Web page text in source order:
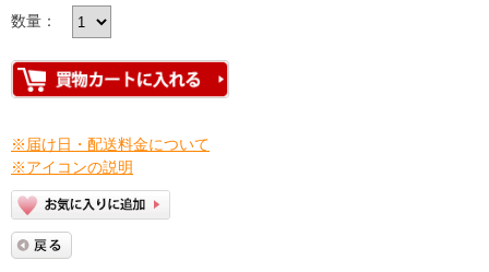
数量：
※届け日・配送料金について
※アイコンの説明